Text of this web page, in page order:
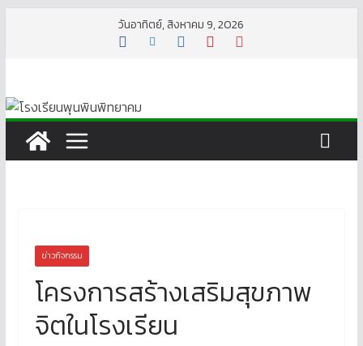
วันอาทิตย์, สิงหาคม 9, 2026
ข่าวกิจกรรม
โครงการสร้างเสริมสุขภาพ
จิตในโรงเรียน